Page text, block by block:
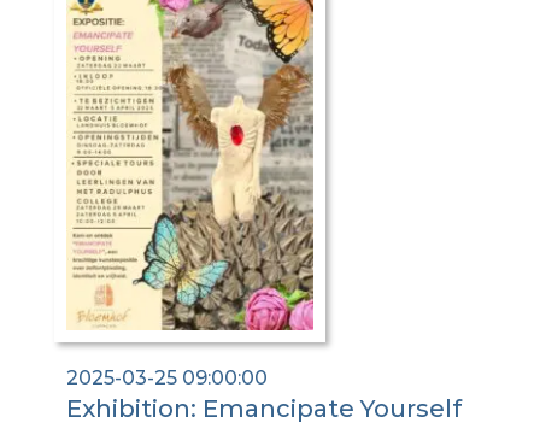
2025-03-25 09:00:00
Exhibition: Emancipate Yourself